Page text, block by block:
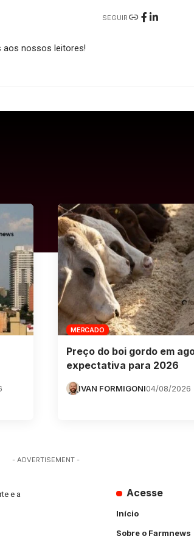
SEGUIR
aos nossos leitores!
MERCADO
Preço do boi gordo em
expectativa para 2026
IVAN FORMIGONI04/08/2026
- ADVERTISEMENT -
e a
Acesse
Início
Sobre o Farmnews